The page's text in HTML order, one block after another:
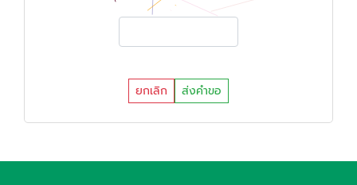
ยกเลิก ส่งคำขอ